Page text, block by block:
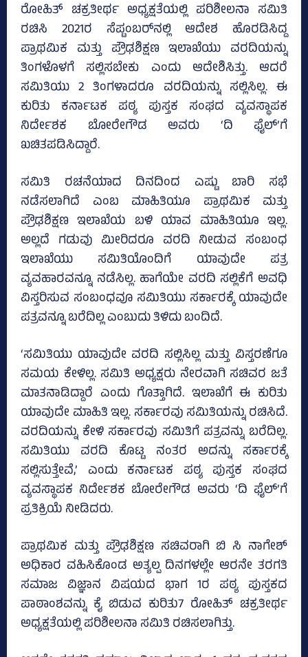
ರೋಹಿತ್‌ ಚಕ್ರತೀರ್ಥ ಅಧ್ಯಕ್ಷತೆಯಲ್ಲಿ ಪರಿಶೀಲನಾ ಸಮಿತಿ
ರಚಿಸಿ 2021ರ ಸೆಪ್ಟಂಬರ್‌ನಲ್ಲಿ ಆದೇಶ ಹೊರಡಿಸಿದ್ದ
ಪ್ರಾಥಮಿಕ ಮತ್ತು ಪ್ರೌಢಶಿಕ್ಷಣ ಇಲಾಖೆಯು ವರದಿಯನ್ನು
ತಿಂಗಳೊಳಗೆ ಸಲ್ಲಿಸಬೇಕು ಎಂದು ಆದೇಶಿಸಿತ್ತು. ಆದರೆ
ಸಮಿತಿಯು 2 ತಿಂಗಳಾದರೂ ವರದಿಯನ್ನು ಸಲ್ಲಿಸಿಲ್ಲ. ಈ
ಕುರಿತು ಕರ್ನಾಟಕ ಪಠ್ಯ ಪುಸ್ತಕ ಸಂಘದ ವ್ಯವಸ್ಥಾಪಕ
ನಿರ್ದೇಶಕ ಬೋರೇಗೌಡ ಅವರು ‘ದಿ ಫೈಲ್‌’ಗೆ
ಖಚಿತಪಡಿಸಿದ್ದಾರೆ.
ಸಮಿತಿ ರಚನೆಯಾದ ದಿನದಿಂದ ಎಷ್ಟು ಬಾರಿ ಸಭೆ
ನಡೆಸಲಾಗಿದೆ ಎಂಬ ಮಾಹಿತಿಯೂ ಪ್ರಾಥಮಿಕ ಮತ್ತು
ಪ್ರೌಢಶಿಕ್ಷಣ ಇಲಾಖೆಯ ಬಳಿ ಯಾವ ಮಾಹಿತಿಯೂ ಇಲ್ಲ.
ಅಲ್ಲದೆ ಗಡುವು ಮೀರಿದರೂ ವರದಿ ನೀಡುವ ಸಂಬಂಧ
ಇಲಾಖೆಯು ಸಮಿತಿಯೊಂದಿಗೆ ಯಾವುದೇ ಪತ್ರ
ವ್ಯವಹಾರವನ್ನೂ ನಡೆಸಿಲ್ಲ. ಹಾಗೆಯೇ ವರದಿ ಸಲ್ಲಿಕೆಗೆ ಅವಧಿ
ವಿಸ್ತರಿಸುವ ಸಂಬಂಧವೂ ಸಮಿತಿಯು ಸರ್ಕಾರಕ್ಕೆ ಯಾವುದೇ
ಪತ್ರವನ್ನೂ ಬರೆದಿಲ್ಲ ಎಂಬುದು ತಿಳಿದು ಬಂದಿದೆ.
‘ಸಮಿತಿಯು ಯಾವುದೇ ವರದಿ ಸಲ್ಲಿಸಿಲ್ಲ ಮತ್ತು ವಿಸ್ತರಣೆಗೂ
ಸಮಯ ಕೇಳಿಲ್ಲ. ಸಮಿತಿ ಅಧ್ಯಕ್ಷರು ನೇರವಾಗಿ ಸಚಿವರ ಜತೆ
ಮಾತನಾಡಿದ್ದಾರೆ ಎಂದು ಗೊತ್ತಾಗಿದೆ. ಇಲಾಖೆಗೆ ಈ ಕುರಿತು
ಯಾವುದೇ ಮಾಹಿತಿ ಇಲ್ಲ. ಸರ್ಕಾರವು ಸಮಿತಿಯನ್ನು ರಚಿಸಿದೆ.
ವರದಿಯನ್ನು ಕೇಳಿ ಸರ್ಕಾರವು ಸಮಿತಿಗೆ ಪತ್ರವನ್ನು ಬರೆದಿಲ್ಲ.
ಸಮಿತಿಯು ವರದಿ ಕೊಟ್ಟ ನಂತರ ಅದನ್ನು ಸರ್ಕಾರಕ್ಕೆ
ಸಲ್ಲಿಸುತ್ತೇವೆ,’ ಎಂದು ಕರ್ನಾಟಕ ಪಠ್ಯ ಪುಸ್ತಕ ಸಂಘದ
ವ್ಯವಸ್ಥಾಪಕ ನಿರ್ದೇಶಕ ಬೋರೇಗೌಡ ಅವರು ‘ದಿ ಫೈಲ್‌’ಗೆ
ಪ್ರತಿಕ್ರಿಯೆ ನೀಡಿದರು.
ಪ್ರಾಥಮಿಕ ಮತ್ತು ಪ್ರೌಢಶಿಕ್ಷಣ ಸಚಿವರಾಗಿ ಬಿ ಸಿ ನಾಗೇಶ್‌
ಅಧಿಕಾರ ವಹಿಸಿಕೊಂಡ ಅತ್ಯಲ್ಪ ದಿನಗಳಲ್ಲೇ ಆರನೇ ತರಗತಿ
ಸಮಾಜ ವಿಜ್ಞಾನ ವಿಷಯದ ಭಾಗ 1ರ ಪಠ್ಯ ಪುಸ್ತಕದ
ಪಾಠಾಂಶವನ್ನು ಕೈ ಬಿಡುವ ಕುರಿತು7 ರೋಹಿತ್‌ ಚಕ್ರತೀರ್ಥ
ಅಧ್ಯಕ್ಷತೆಯಲ್ಲಿ ಪರಿಶೀಲನಾ ಸಮಿತಿ ರಚಿಸಲಾಗಿತ್ತು.